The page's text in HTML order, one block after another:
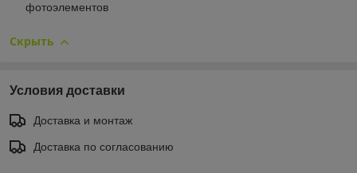
фотоэлементов
Скрыть
Условия доставки
Доставка и монтаж
Доставка по согласованию